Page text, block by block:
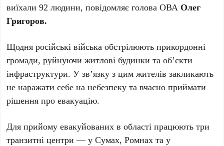
виїхали 92 людини, повідомляє голова ОВА Олег
Григоров.
Щодня російські війська обстрілюють прикордонні
громади, руйнуючи житлові будинки та об’єкти
інфраструктури. У зв’язку з цим жителів закликають
не наражати себе на небезпеку та вчасно приймати
рішення про евакуацію.
Для прийому евакуйованих в області працюють три
транзитні центри — у Сумах, Ромнах та у